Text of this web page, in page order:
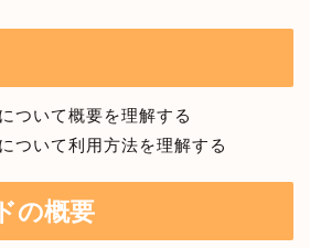
ついて概要を理解する
ついて利用方法を理解する
の概要